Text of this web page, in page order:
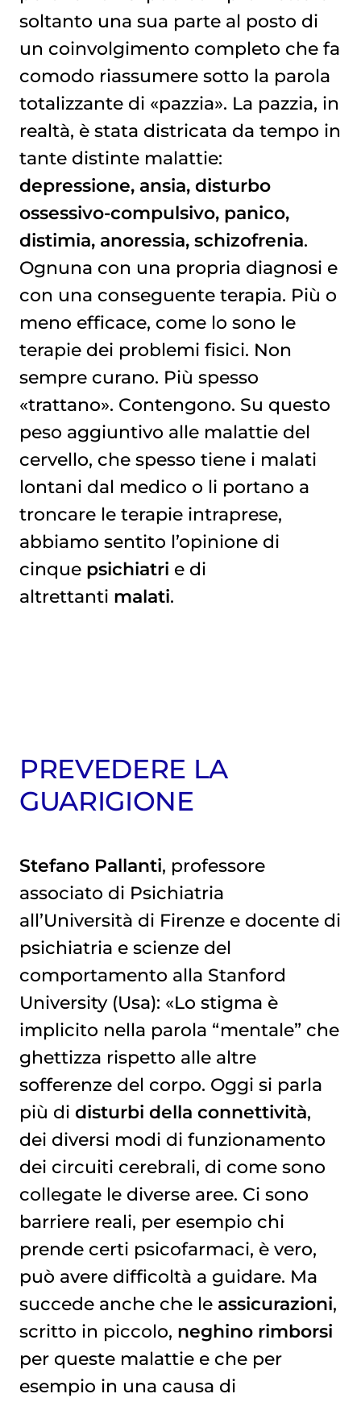
soltanto una sua parte al posto di
un coinvolgimento completo che fa
comodo riassumere sotto la parola
totalizzante di «pazzia». La pazzia, in
realtà, è stata districata da tempo in
tante distinte malattie:
depressione, ansia, disturbo
ossessivo-compulsivo, panico,
distimia, anoressia, schizofrenia.
Ognuna con una propria diagnosi e
con una conseguente terapia. Più o
meno efficace, come lo sono le
terapie dei problemi fisici. Non
sempre curano. Più spesso
«trattano». Contengono. Su questo
peso aggiuntivo alle malattie del
cervello, che spesso tiene i malati
lontani dal medico o li portano a
troncare le terapie intraprese,
abbiamo sentito l’opinione di
cinquepsichiatri e di
altrettanti malati.
PREVEDERE LA
GUARIGIONE
Stefano Pallanti, professore
associato di Psichiatria
all’Università di Firenze e docente di
psichiatria e scienze del
comportamento alla Stanford
University (Usa): «Lo stigma è
implicito nella parola “mentale” che
ghettizza rispetto alle altre
sofferenze del corpo. Oggi si parla
più di disturbi della connettività,
dei diversi modi di funzionamento
dei circuiti cerebrali, di come sono
collegate le diverse aree. Ci sono
barriere reali, per esempio chi
prende certi psicofarmaci, è vero,
può avere difficoltà a guidare. Ma
succede anche che le assicurazioni,
scritto in piccolo, neghino rimborsi
per queste malattie e che per
esempio in una causa di